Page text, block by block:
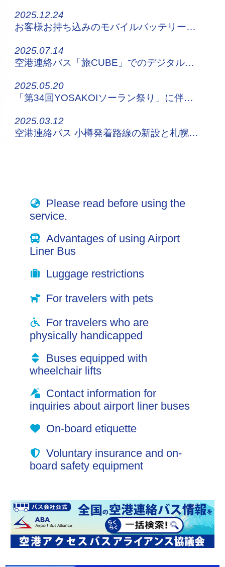
2025.12.24
お客様お持ち込みのモバイルバッテリーについてのお願い
2025.07.14
空港連絡バス「旅CUBE」でのデジタルチケット販売について
2025.05.20
「第34回YOSAKOIソーラン祭り」に伴う停留所休止・迂回運行について
2025.03.12
空港連絡バス 小樽発着路線の新設と札幌都心発着路線の増便について
Please read before using the
service.
Advantages of using Airport
Liner Bus
Luggage restrictions
For travelers with pets
For travelers who are
physically handicapped
Buses equipped with
wheelchair lifts
Contact information for
inquiries about airport liner buses
On-board etiquette
Voluntary insurance and on-
board safety equipment